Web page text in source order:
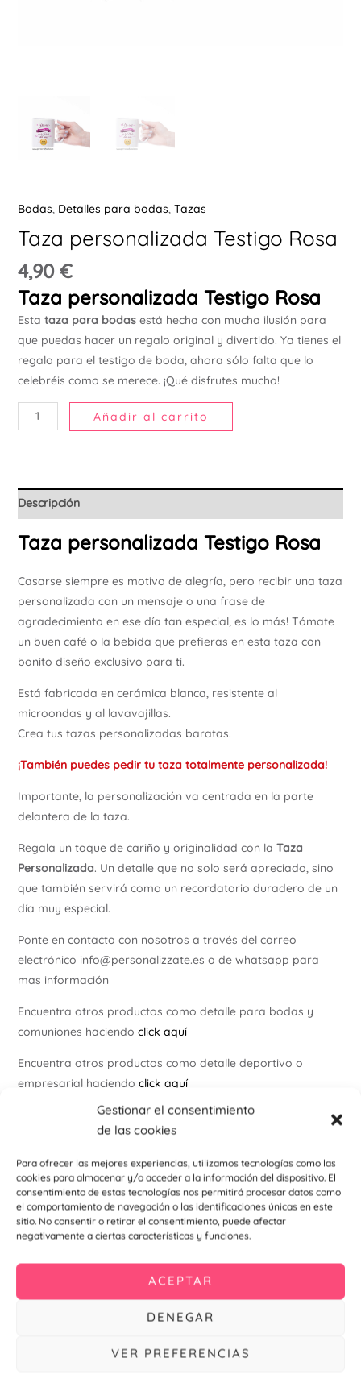
Gestionar el consentimiento
de las cookies
Para ofrecer las mejores experiencias, utilizamos tecnologías como las
cookies para almacenar y/o acceder a la información del dispositivo. El
consentimiento de estas tecnologías nos permitirá procesar datos como
el comportamiento de navegación o las identificaciones únicas en este
sitio. No consentir o retirar el consentimiento, puede afectar
negativamente a ciertas características y funciones.
ACEPTAR
DENEGAR
VER PREFERENCIAS
Bodas, Detalles para bodas, Tazas
Taza personalizada Testigo Rosa
4,90 €
Taza personalizada Testigo Rosa
Esta taza para bodasestá hecha con mucha ilusión para
que puedas hacer un regalo original y divertido. Ya tienes el
regalo para el testigo de boda, ahora sólo falta que lo
celebréis como se merece. ¡Qué disfrutes mucho!
Añadir al carrito
Descripción
Taza personalizada Testigo Rosa
Casarse siempre es motivo de alegría, pero recibir una taza
personalizada con un mensaje o una frase de
agradecimiento en ese día tan especial, es lo más! Tómate
un buen café o la bebida que prefieras en esta taza con
bonito diseño exclusivo para ti.
Está fabricada en cerámica blanca, resistente al
microondas y al lavavajillas.
Crea tus tazas personalizadas baratas.
¡También puedes pedir tu taza totalmente personalizada!
Importante, la personalización va centrada en la parte
delantera de la taza.
Regala un toque de cariño y originalidad con la Taza
Personalizada. Un detalle que no solo será apreciado, sino
que también servirá como un recordatorio duradero de un
día muy especial.
Ponte en contacto con nosotros a través del correo
electrónico info@personalizzate.es o de whatsapp para
mas información
Encuentra otros productos como detalle para bodas y
comuniones haciendo click aquí
Encuentra otros productos como detalle deportivo o
empresarial haciendo click aquí
Para más ideas y novedades , visita nuestro
Productos relacionados
AGOTADO